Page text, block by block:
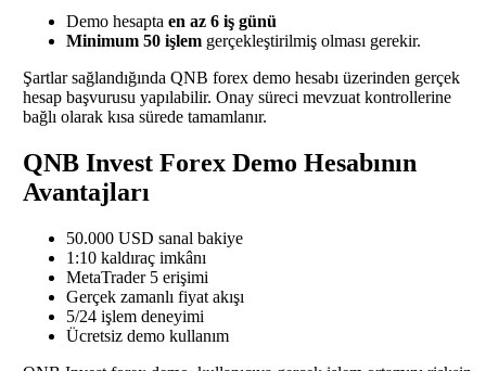
Demo hesapta en az 6 iş günü
Minimum 50 işlem gerçekleştirilmiş olması gerekir.
Şartlar sağlandığında QNB forex demo hesabı üzerinden gerçek
hesap başvurusu yapılabilir. Onay süreci mevzuat kontrollerine
bağlı olarak kısa sürede tamamlanır.
QNB Invest Forex Demo Hesabının
Avantajları
50.000 USD sanal bakiye
1:10 kaldıraç imkânı
MetaTrader 5 erişimi
Gerçek zamanlı fiyat akışı
5/24 işlem deneyimi
Ücretsiz demo kullanım